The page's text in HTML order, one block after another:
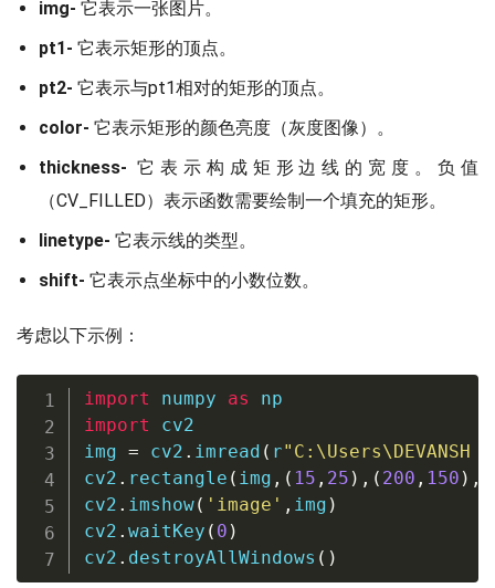
img- 它表示一张图片。
pt1- 它表示矩形的顶点。
pt2- 它表示与pt1相对的矩形的顶点。
color- 它表示矩形的颜色亮度（灰度图像）。
thickness- 它表示构成矩形边线的宽度。负值
（CV_FILLED）表示函数需要绘制一个填充的矩形。
linetype- 它表示线的类型。
shift- 它表示点坐标中的小数位数。
考虑以下示例：
import numpy as
import cv2
img = cv2 . imread ( r"C:\Users\DEVANSH
cv2 . rectangle ( img , ( 15 , 25 ) , ( 200 , 150 ) ,
cv2 . imshow( 'image' , img )
cv2 . waitKey ( 0 )
cv2 . destroyAllWindows ( )